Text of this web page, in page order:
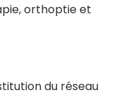
orthoptie et
du réseau